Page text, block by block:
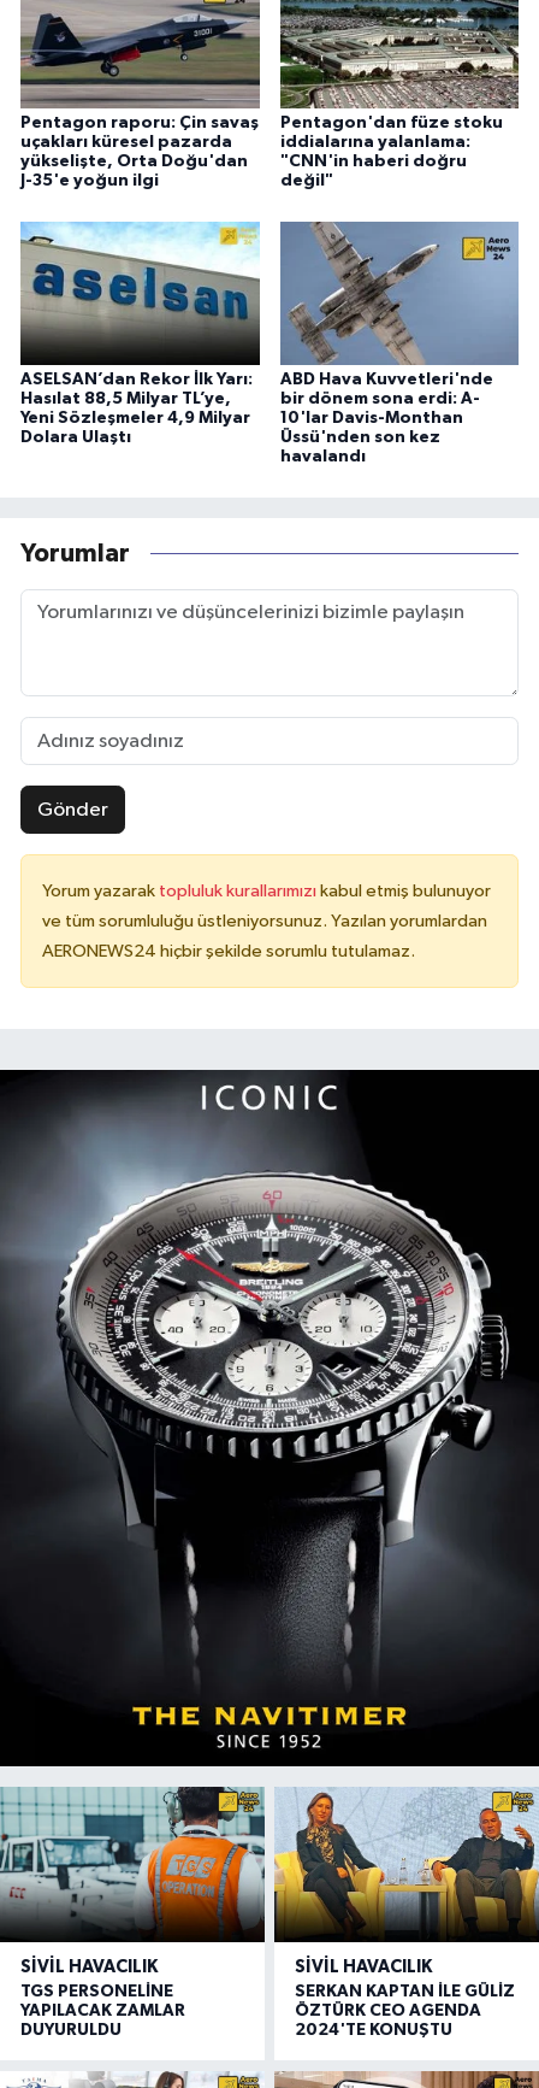
Pentagon raporu: Çin savaş
uçakları küresel pazarda
yükselişte, Orta Doğu'dan
J-35'e yoğun ilgi
Pentagon'dan füze stoku
iddialarına yalanlama:
"CNN'in haberi doğru
değil"
ASELSAN’dan Rekor İlk Yarı:
Hasılat 88,5 Milyar TL’ye,
Yeni Sözleşmeler 4,9 Milyar
Dolara Ulaştı
ABD Hava Kuvvetleri'nde
bir dönem sona erdi: A-
10'lar Davis-Monthan
Üssü'nden son kez
havalandı
Yorumlar
Gönder
Yorum yazarak topluluk kurallarımızı kabul etmiş bulunuyor
ve tüm sorumluluğu üstleniyorsunuz. Yazılan yorumlardan
AERONEWS24 hiçbir şekilde sorumlu tutulamaz.
SIVIL HAVACILIK
TGS PERSONELİNE
YAPILACAK ZAMLAR
DUYURULDU
SIVIL HAVACILIK
SERKAN KAPTAN İLE GÜLİZ
ÖZTÜRK CEO AGENDA
2024'TE KONUŞTU